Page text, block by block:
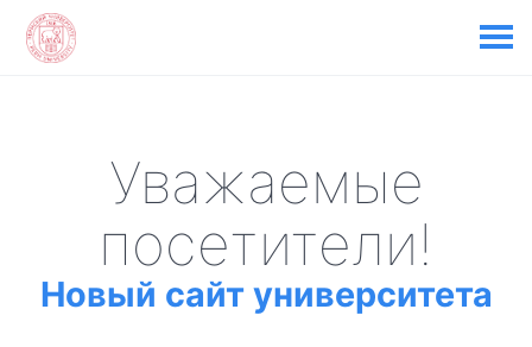
Уважаемые
посетители!
Новый сайт университета